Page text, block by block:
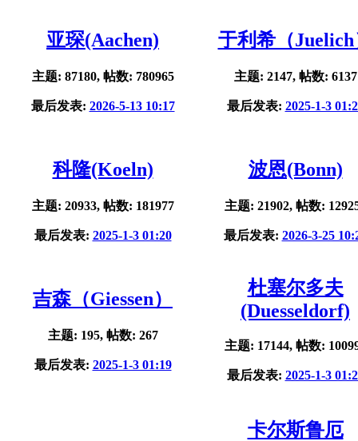
亚琛(Aachen)
主题: 87180, 帖数: 780965
最后发表: 2026-5-13 10:17
于利希（Juelich
主题: 2147, 帖数: 6137
最后发表: 2025-1-3
科隆(Koeln)
主题: 20933, 帖数: 181977
最后发表: 2025-1-3 01:20
波恩(Bonn)
主题: 21902, 帖数:
最后发表: 2026-3-25
吉森（Giessen）
主题: 195, 帖数: 267
最后发表: 2025-1-3 01:19
杜塞尔多夫
(Duesseldorf)
主题: 17144, 帖数:
最后发表: 2025-1-3
卡尔斯鲁厄